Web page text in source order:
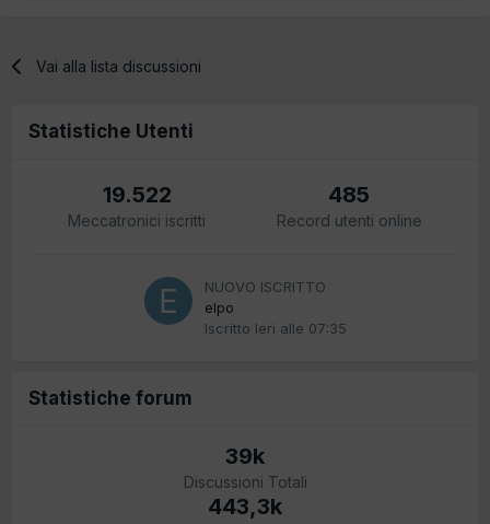
Vai alla lista discussioni
Statistiche Utenti
19.522
Meccatronici iscritti
485
Record utenti online
NUOVO ISCRITTO
elpo
Iscritto Ieri alle 07:35
Statistiche forum
39k
Discussioni Totali
443,3k